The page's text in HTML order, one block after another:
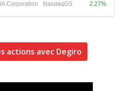
Corporation NasdaqGS 2.27%
actions avec Degiro